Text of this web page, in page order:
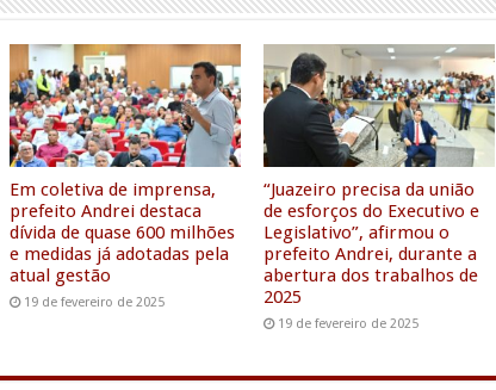
e
n
l
g
r
a
m
e
g
e
r
e
Em coletiva de imprensa,
prefeito Andrei destaca
dívida de quase 600 milhões
e medidas já adotadas pela
atual gestão
19 de fevereiro de 2025
“Juazeiro precisa da união
de esforços do Executivo e
Legislativo”, afirmou o
prefeito Andrei, durante a
abertura dos trabalhos de
2025
19 de fevereiro de 2025